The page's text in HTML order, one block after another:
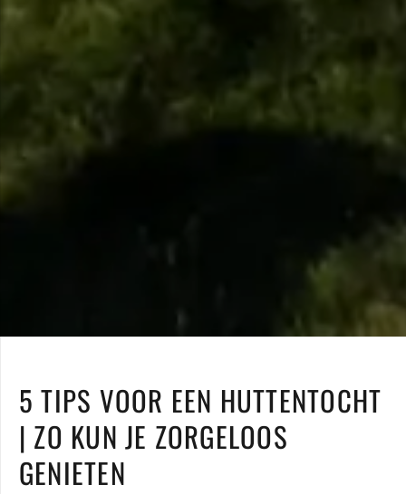
5 TIPS VOOR EEN HUTTENTOCHT
| ZO KUN JE ZORGELOOS
GENIETEN